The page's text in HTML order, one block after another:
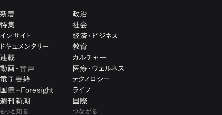
新着
特集
インサイト
ドキュメンタリー
連載
動画・音声
電子書籍
国際+Foresight
週刊新潮
政治
社会
経済・ビジネス
教育
カルチャー
医療・ウェルネス
テクノロジー
ライフ
国際
もっと知る つながる